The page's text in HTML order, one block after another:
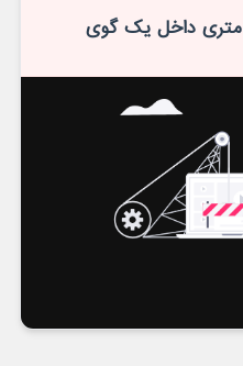
پرتاب آیفون 12 از ارتفاع ۳۰ متری داخل یک گوی